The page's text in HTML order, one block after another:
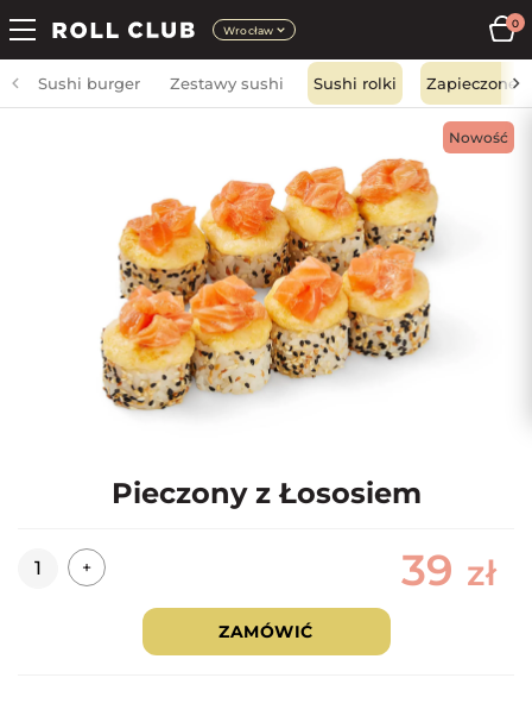
Wrocław
0
Sushi burger Zestawy sushi Sushi rolki Zapieczone
Nowość
Pieczony z Łososiem
Ilość + 39 zł
ZAMÓWIĆ